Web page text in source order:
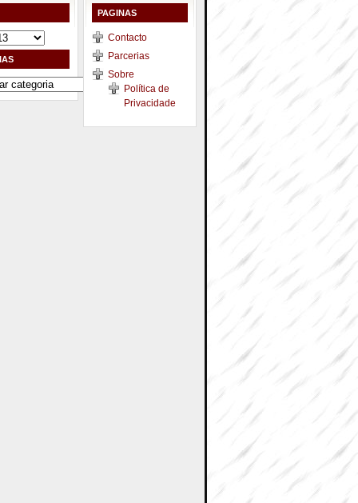
PAGINAS
Contacto
Parcerias
Sobre
Política de
Privacidade